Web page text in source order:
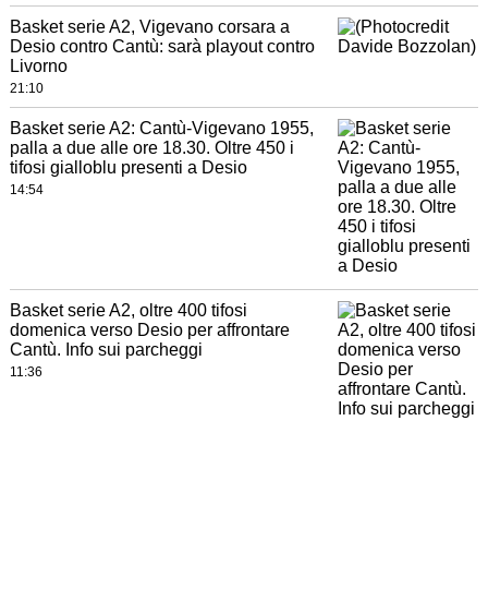
Basket serie A2, Vigevano corsara a
Desio contro Cantù: sarà playout contro
Livorno
21:10
Basket serie A2: Cantù-Vigevano 1955,
palla a due alle ore 18.30. Oltre 450 i
tifosi gialloblu presenti a Desio
14:54
Basket serie A2, oltre 400 tifosi
domenica verso Desio per affrontare
Cantù. Info sui parcheggi
11:36